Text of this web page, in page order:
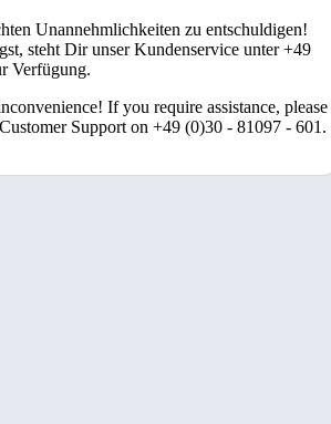
Unannehmlichkeiten zu entschuldigen!
steht Dir unser Kundenservice unter +49
Verfügung.
If you require assistance, please
Support on +49 (0)30 - 81097 - 601.